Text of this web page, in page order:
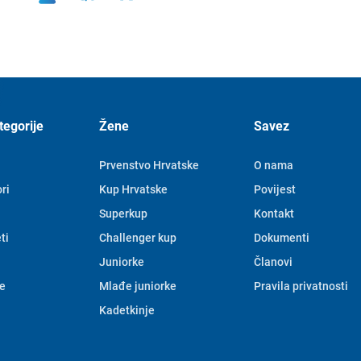
Žene
Prvenstvo Hrvatske
Kup Hrvatske
Superkup
Challenger kup
Juniorke
Mlađe juniorke
Kadetkinje
Savez
O nama
Povijest
Kontakt
Dokumenti
Članovi
Pravila privatnosti